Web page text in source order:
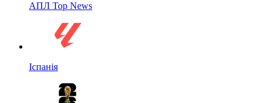
АПЛ Top News
Іспанія